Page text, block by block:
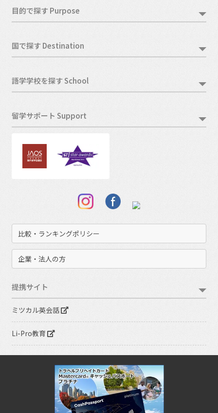
目的で探す Purpose
国で探す Destination
語学学校を探す School
留学サポート Support
比較・ランキングポリシー
企業・法人の方
提携サイト
ミツカル英会話
Li-Pro教育